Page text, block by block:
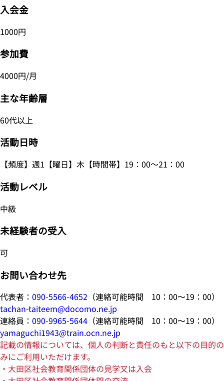
入会金
1000円
参加費
4000円/月
主な年齢層
60代以上
活動日時
【頻度】週1【曜日】木【時間帯】19：00～21：00
活動レベル
中級
未経験者の受入
可
お問い合わせ先
代表者： 090-5566-4652 （連絡可能時間 10：00～19：00）
tachan-taiteem@docomo.ne.jp
連絡員： 090-9965-5644 （連絡可能時間 10：00～19：00）
yamaguchi1943@train.ocn.ne.jp
記載の情報については、個人の判断と責任のもと以下の目的の
みにご利用いただけます。
・大田区社会教育関係団体の見学又は入会